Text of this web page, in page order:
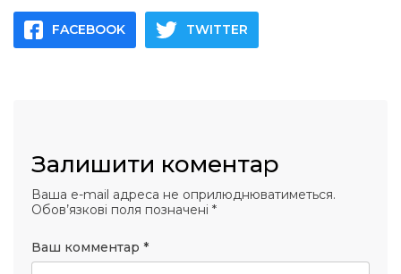
FACEBOOK TWITTER
Залишити коментар
Ваша e-mail адреса не оприлюднюватиметься.
Обов’язкові поля позначені *
Ваш комментар *